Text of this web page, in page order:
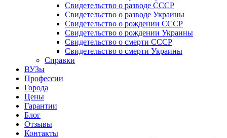
Свидетельство о разводе СССР
Свидетельство о разводе Украины
Свидетельство о рождении СССР
Свидетельство о рождении Украины
Свидетельство о смерти СССР
Свидетельство о смерти Украины
Справки
ВУЗы
Профессии
Города
Цены
Гарантии
Блог
Отзывы
Контакты